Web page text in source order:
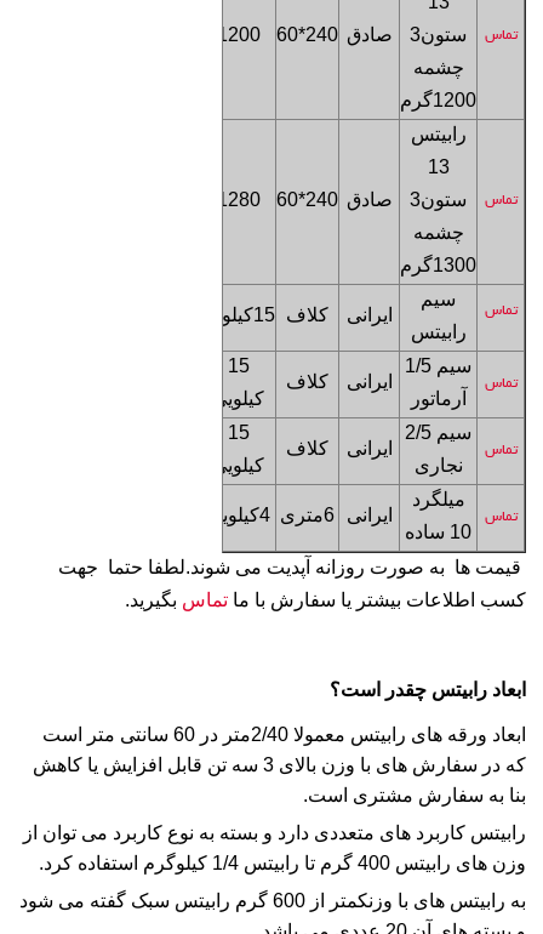
تماس
ستون3
چشمه
1200گرم
صادق 240*60
1200
تماس
رابیتس
13
ستون3
چشمه
1300گرم
صادق 240*60
1280
تماس
سیم
رابیتس
ایرانی کلاف 15کیلویی
تماس
سیم 1/5
آرماتور
ایرانی کلاف
15
کیلویی
تماس
سیم 2/5
نجاری
ایرانی کلاف
15
کیلویی
تماس
میلگرد
10 ساده
ایرانی 6متری 4کیلویی
قیمت ها به صورت روزانه آپدیت می شوند.لطفا حتما جهت
کسب اطلاعات بیشتر یا سفارش با ما تماس بگیرید.
ابعاد رابیتس چقدر است؟
ابعاد ورقه های رابیتس
معمولا 2/40متر در 60 سانتی متر است
که در سفارش های با وزن بالای 3 سه تن قابل افزایش یا کاهش
بنا به سفارش مشتری است.
رابیتس کاربرد های متعددی دارد و بسته به نوع کاربرد می توان از
وزن های رابیتس رابیتس
به رابیتس های با وزنکمتر از 600 گرم رابیتس سبک گفته می شود